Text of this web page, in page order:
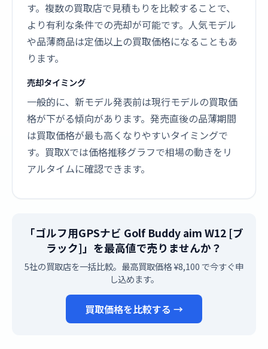
す。複数の買取店で見積もりを比較することで、
より有利な条件での売却が可能です。人気モデル
や品薄商品は定価以上の買取価格になることもあ
ります。
売却タイミング
一般的に、新モデル発表前は現行モデルの買取価
格が下がる傾向があります。発売直後の品薄期間
は買取価格が最も高くなりやすいタイミングで
す。買取Xでは価格推移グラフで相場の動きをリ
アルタイムに確認できます。
「ゴルフ用GPSナビ Golf Buddy aim W12 [ブ
ラック]」を最高値で売りませんか？
5社の買取店を一括比較。最高買取価格 ¥8,100 で今すぐ申
し込めます。
買取価格を比較する →